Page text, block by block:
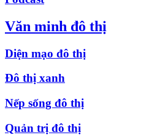
Văn minh đô thị
Diện mạo đô thị
Đô thị xanh
Nếp sống đô thị
Quản trị đô thị